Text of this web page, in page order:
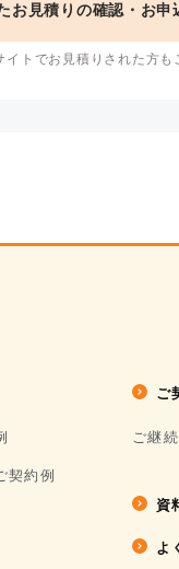
お見積りの確認・お申
イトでお見積りされた方も
契約例
ご
ご継
資
よ